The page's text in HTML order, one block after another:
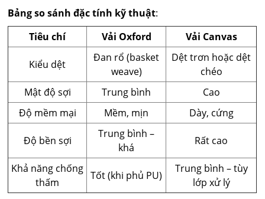
Bảng so sánh đặc tính kỹ thuật:
Tiêu chí
Vải Oxford Vải Canvas
Kiểu dệt
Đan rổ (basket
weave)
Dệt trơn hoặc dệt
chéo
Mật độ sợi
Trung bình
Cao
Độ mềm mại
Mềm, mịn Dày, cứng
Độ bền sợi
Trung bình –
khá
Rất cao
Khả năng chống
thấm
Tốt (khi phủ PU)
Trung bình – tùy
lớp xử lý